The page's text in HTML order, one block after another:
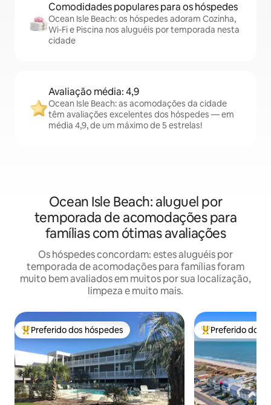
Comodidades populares para os hóspedes
Ocean Isle Beach: os hóspedes adoram Cozinha,
Wi-Fi e Piscina nos aluguéis por temporada nesta
cidade
Avaliação média: 4,9
Ocean Isle Beach: as acomodações da cidade
têm avaliações excelentes dos hóspedes — em
média 4,9, de um máximo de 5 estrelas!
Ocean Isle Beach: aluguel por
temporada de acomodações para
famílias com ótimas avaliações
Os hóspedes concordam: estes aluguéis por
temporada de acomodações para famílias foram
muito bem avaliados em muitos por sua localização,
limpeza e muito mais.
Entre os melhores preferidos dos hóspedes
Preferido dos hóspedes Entre os
Preferido dos